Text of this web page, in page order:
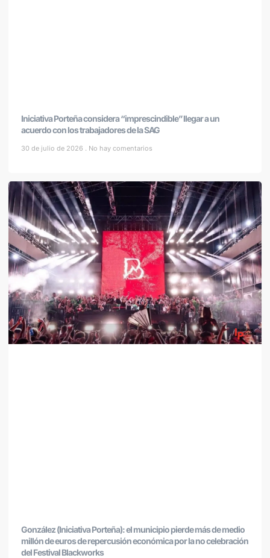
Iniciativa Porteña considera “imprescindible” llegar a un
acuerdo con los trabajadores de la SAG
30 de julio de 2026 No hay comentarios
González (Iniciativa Porteña): el municipio pierde más de medio
millón de euros de repercusión económica por la no celebración
del Festival Blackworks